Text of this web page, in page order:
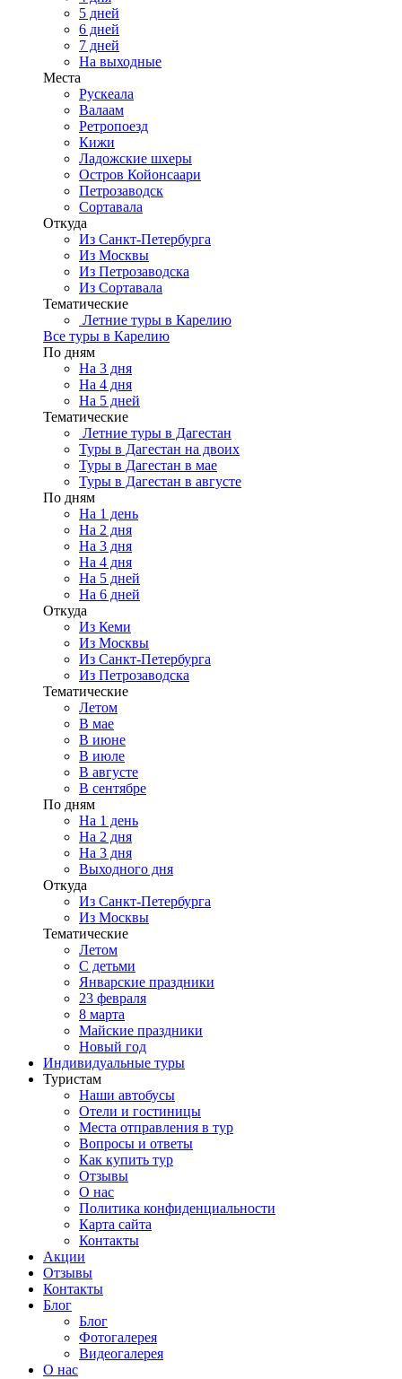
5 дней
6 дней
7 дней
На выходные
Места
Рускеала
Валаам
Ретропоезд
Кижи
Ладожские шхеры
Остров Койонсаари
Петрозаводск
Сортавала
Откуда
Из Санкт-Петербурга
Из Москвы
Из Петрозаводска
Из Сортавала
Тематические
Летние туры в Карелию
Все туры в Карелию
По дням
На 3 дня
На 4 дня
На 5 дней
Тематические
Летние туры в Дагестан
Туры в Дагестан на двоих
Туры в Дагестан в мае
Туры в Дагестан в августе
По дням
На 1 день
На 2 дня
На 3 дня
На 4 дня
На 5 дней
На 6 дней
Откуда
Из Кеми
Из Москвы
Из Санкт-Петербурга
Из Петрозаводска
Тематические
Летом
В мае
В июне
В июле
В августе
В сентябре
По дням
На 1 день
На 2 дня
На 3 дня
Выходного дня
Откуда
Из Санкт-Петербурга
Из Москвы
Тематические
Летом
С детьми
Январские праздники
23 февраля
8 марта
Майские праздники
Новый год
Индивидуальные туры
Туристам
Наши автобусы
Отели и гостиницы
Места отправления в тур
Вопросы и ответы
Как купить тур
Отзывы
О нас
Политика конфиденциальности
Карта сайта
Контакты
Акции
Отзывы
Контакты
Блог
Блог
Фотогалерея
Видеогалерея
О нас